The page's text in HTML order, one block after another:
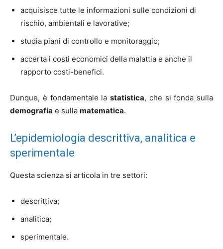
acquisisce tutte le informazioni sulle condizioni di
rischio, ambientali e lavorative;
studia piani di controllo e monitoraggio;
accerta i costi economici della malattia e anche il
rapporto costi-benefici.
Dunque, è fondamentale la statistica, che si fonda sulla
demografia e sulla matematica.
L’epidemiologia descrittiva, analitica e
sperimentale
Questa scienza si articola in tre settori:
descrittiva;
analitica;
sperimentale.